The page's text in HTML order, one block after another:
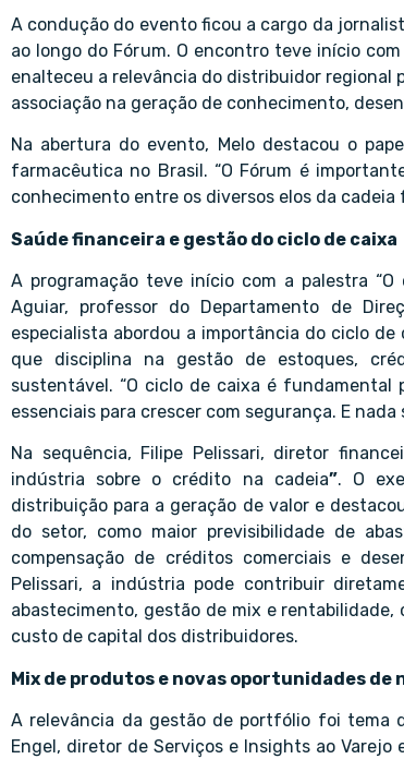
A condução do evento ficou a cargo da
ao longo do Fórum. O encontro teve início
enalteceu a relevância do distribuidor regional
associação na geração de conhecimento,
Na abertura do evento, Melo destacou o
farmacêutica no Brasil. “O Fórum é
conhecimento entre os diversos elos da cadeia
Saúde financeira e gestão do ciclo de caixa
A programação teve início com a palestra
Aguiar, professor do Departamento de
especialista abordou a importância do ciclo
que disciplina na gestão de estoques,
sustentável. “O ciclo de caixa é fundamental
essenciais para crescer com segurança. E
Na sequência, Filipe Pelissari, diretor
indústria sobre o crédito na cadeia”. O
distribuição para a geração de valor e
do setor, como maior previsibilidade de
compensação de créditos comerciais e
Pelissari, a indústria pode contribuir
abastecimento, gestão de mix e
custo de capital dos distribuidores.
Mix de produtos e novas oportunidades de
A relevância da gestão de portfólio foi tema
Engel, diretor de Serviços e Insights ao